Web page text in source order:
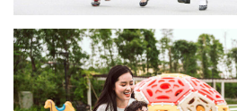
Vingroup tiên
nghệ thông
cư dân đại đô
City
Xem thêm